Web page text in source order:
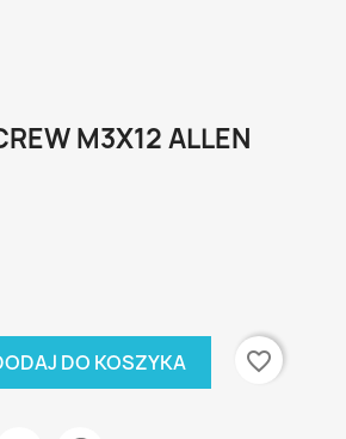
M3X12 ALLEN
DO KOSZYKA favorite_border